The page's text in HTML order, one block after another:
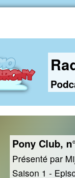
Pony Club,
Présenté par
Saison 1 -